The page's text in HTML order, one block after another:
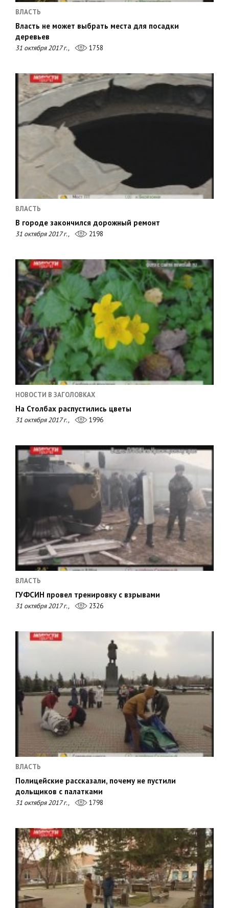
ВЛАСТЬ
Власть не может выбрать места для посадки
деревьев
31 октября 2017 г., 1758
ВЛАСТЬ
В городе закончился дорожный ремонт
31 октября 2017 г., 2198
НОВОСТИ В ЗАГОЛОВКАХ
На Столбах распустились цветы
31 октября 2017 г., 1996
ВЛАСТЬ
ГУФСИН провел тренировку с взрывами
31 октября 2017 г., 2326
ВЛАСТЬ
Полицейские рассказали, почему не пустили
дольщиков с палатками
31 октября 2017 г., 1798